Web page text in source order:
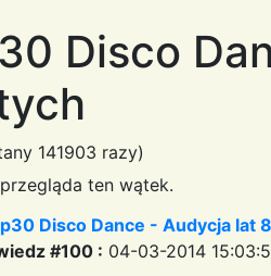
Disco
141903 razy)
ten wątek.
Disco Dance - Audycja lat
#100 : 04-03-2014